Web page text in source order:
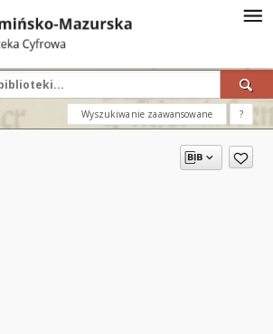
Wyszukiwanie zaawansowane ?